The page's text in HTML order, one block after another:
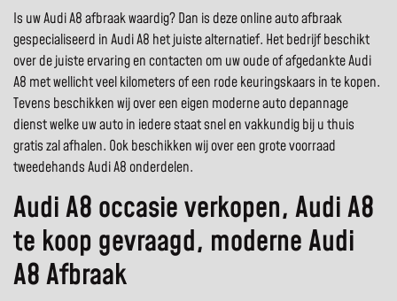
Is uw Audi A8 afbraak waardig? Dan is deze online auto afbraak
gespecialiseerd in Audi A8 het juiste alternatief. Het bedrijf beschikt
over de juiste ervaring en contacten om uw oude of afgedankte Audi
A8 met wellicht veel kilometers of een rode keuringskaars in te kopen.
Tevens beschikken wij over een eigen moderne auto depannage
dienst welke uw auto in iedere staat snel en vakkundig bij u thuis
gratis zal afhalen. Ook beschikken wij over een grote voorraad
tweedehands Audi A8 onderdelen.
Audi A8 occasie verkopen, Audi A8
te koop gevraagd, moderne Audi
A8 Afbraak